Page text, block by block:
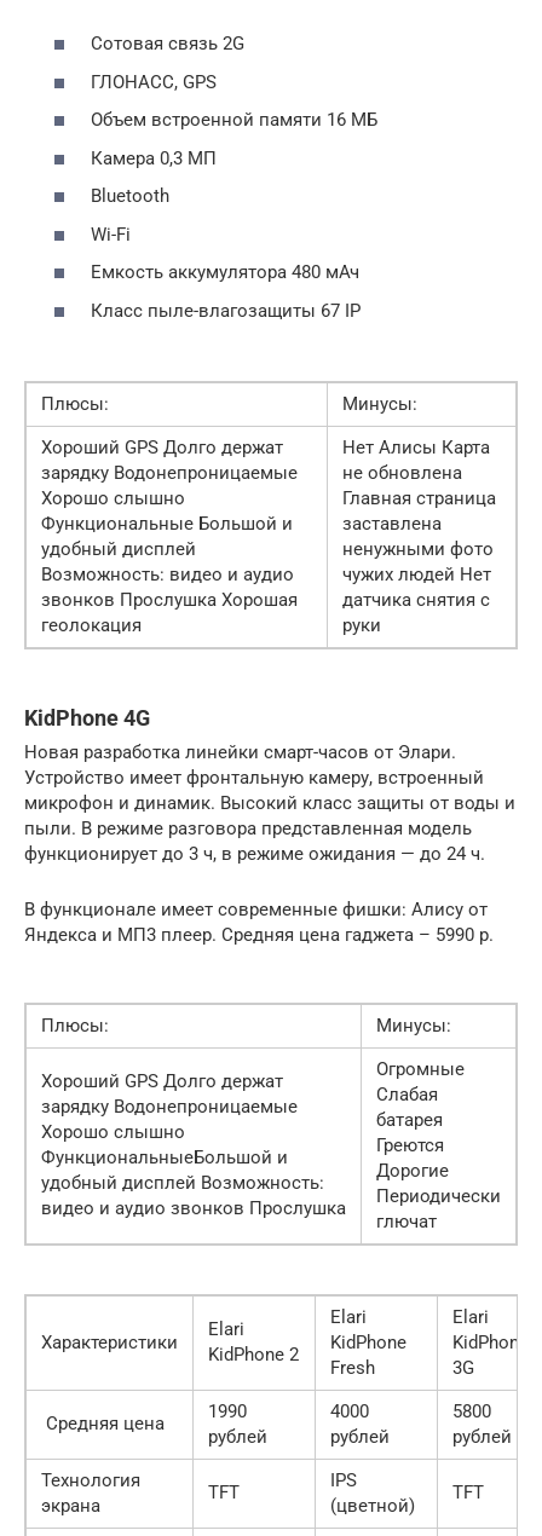
Сотовая связь 2G
ГЛОНАСС, GPS
Объем встроенной памяти 16 МБ
Камера 0,3 МП
Bluetooth
Wi-Fi
Емкость аккумулятора 480 мАч
Класс пыле-влагозащиты 67 IP
Плюсы:
Минусы:
Хороший GPS Долго держат
зарядку Водонепроницаемые
Хорошо слышно
Функциональные Большой и
удобный дисплей
Возможность: видео и аудио
звонков Прослушка Хорошая
геолокация
Нет Алисы Карта
не обновлена
Главная страница
заставлена
ненужными фото
чужих людей Нет
датчика снятия с
руки
KidPhone 4G
Новая разработка линейки смарт-часов от Элари.
Устройство имеет фронтальную камеру, встроенный
микрофон и динамик. Высокий класс защиты от воды и
пыли. В режиме разговора представленная модель
функционирует до 3 ч, в режиме ожидания — до 24 ч.
В функционале имеет современные фишки: Алису от
Яндекса и МП3 плеер. Средняя цена гаджета – 5990 р.
Плюсы: Минусы:
Хороший GPS Долго держат
зарядку Водонепроницаемые
Хорошо слышно
ФункциональныеБольшой и
удобный дисплей Возможность:
видео и аудио звонков Прослушка
Огромные
Слабая
батарея
Греются
Дорогие
Периодически
глючат
Характеристики
Elari
KidPhone 2
Elari
KidPhone
Fresh
Elari
KidPhone
3G
Средняя цена
1990
рублей
4000
рублей
5800
рублей
Технология
экрана
TFT
IPS
(цветной)
TFT